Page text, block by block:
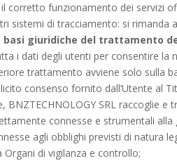
corretto funzionamento dei servizi
sistemi di tracciamento: si rimanda
basi giuridiche del trattamento
i dati degli utenti per consentire la
trattamento avviene solo sulla
consenso fornito dall’Utente al
BNZTECHNOLOGY SRL raccoglie e
connesse e strumentali
agli obblighi previsti di natura
Organi di vigilanza e controllo;